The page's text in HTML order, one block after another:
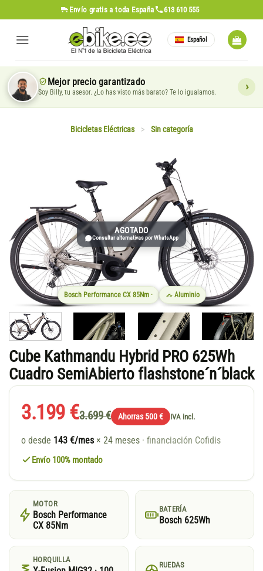
al
contenido
Envío gratis a toda España 613 610 555
Español
Mejor precio garantizado
Soy Billy, tu asesor. ¿Lo has visto más barato? Te lo igualamos.
Bicicletas Eléctricas > Sin categoría
AGOTADO
Consultar alternativas por WhatsApp
Bosch Performance CX 85Nm · Aluminio
Cube Kathmandu Hybrid PRO 625Wh
Cuadro SemiAbierto flashstone´n´black
3.199 €3.699 € Ahorras 500 € IVA incl.
o desde 143 €/mes × 24 meses · financiación Cofidis
Envío 100% montado
MOTOR
Bosch Performance
CX 85Nm
BATERÍA
Bosch 625Wh
HORQUILLA
RUEDAS